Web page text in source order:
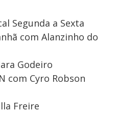
Segunda a Sexta
com Alanzinho do
Godeiro
com Cyro Robson
Freire